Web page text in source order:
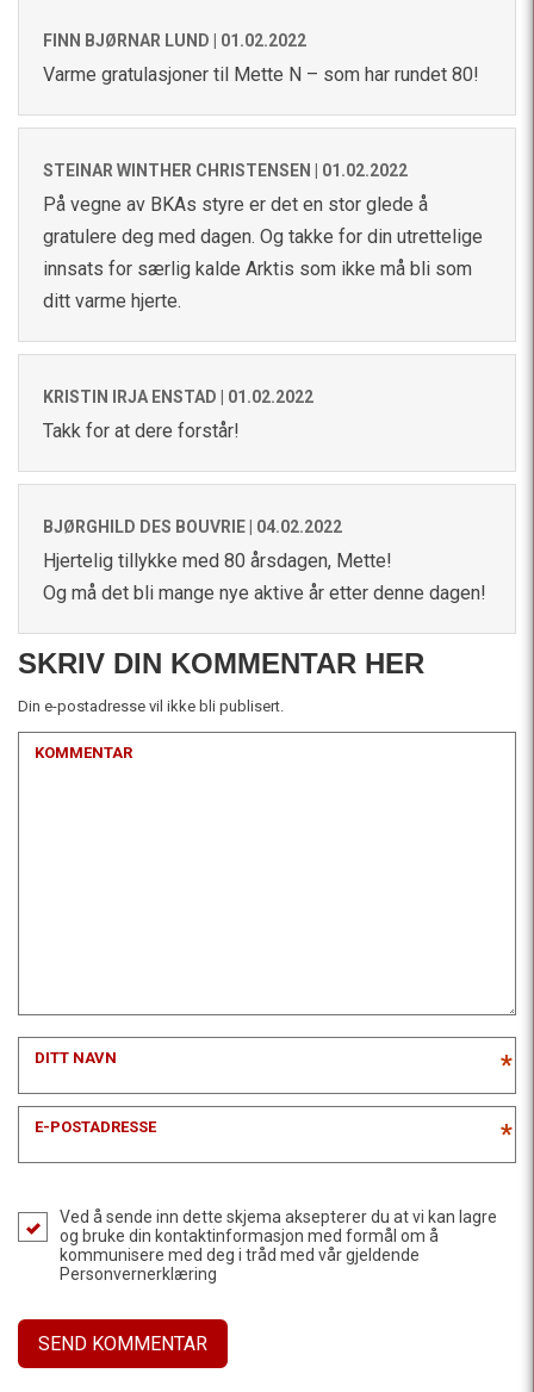
FINN BJØRNAR LUND | 01.02.2022
Varme gratulasjoner til Mette N – som har rundet 80!
STEINAR WINTHER CHRISTENSEN | 01.02.2022
På vegne av BKAs styre er det en stor glede å
gratulere deg med dagen. Og takke for din utrettelige
innsats for særlig kalde Arktis som ikke må bli som
ditt varme hjerte.
KRISTIN IRJA ENSTAD | 01.02.2022
Takk for at dere forstår!
BJØRGHILD DES BOUVRIE | 04.02.2022
Hjertelig tillykke med 80 årsdagen, Mette!
Og må det bli mange nye aktive år etter denne dagen!
SKRIV DIN KOMMENTAR HER
Din e-postadresse vil ikke bli publisert.
KOMMENTAR
DITT NAVN *
E-POSTADRESSE *
Ved å sende inn dette skjema aksepterer du at vi kan lagre
og bruke din kontaktinformasjon med formål om å
kommunisere med deg i tråd med vår gjeldende
Personvernerklæring